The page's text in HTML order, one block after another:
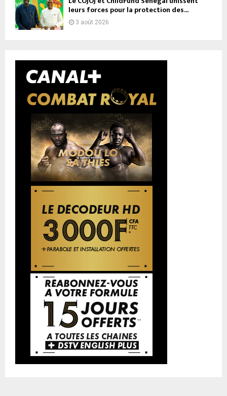
leurs forces pour la protection des...
3 août 2026